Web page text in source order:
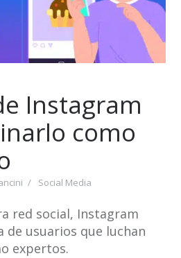
Instagram
como
Social Media
red social, Instagram
usuarios que luchan
expertos.